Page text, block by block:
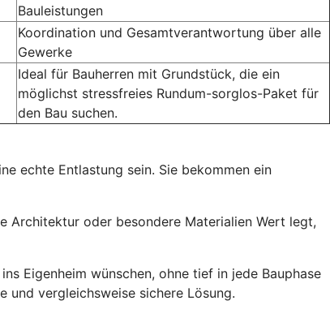
Bauleistungen
Koordination und Gesamtverantwortung über alle
Gewerke
Ideal für Bauherren mit Grundstück, die ein
möglichst stressfreies Rundum-sorglos-Paket für
den Bau suchen.
echte Entlastung sein. Sie bekommen ein
Architektur oder besondere Materialien Wert legt,
Eigenheim wünschen, ohne tief in jede Bauphase
und vergleichsweise sichere Lösung.